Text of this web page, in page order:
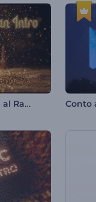
Introduzione scintillante al Ramadan